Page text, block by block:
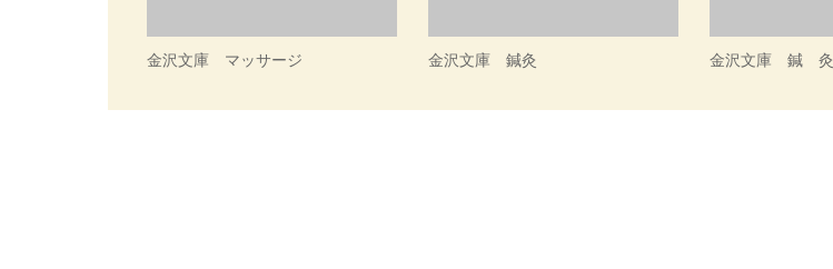
金沢文庫 マッサージ 金沢文庫 鍼灸 金沢文庫 鍼 灸